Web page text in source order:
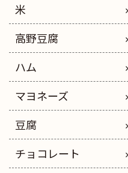
米
高野豆腐
ハム
マヨネーズ
豆腐
チョコレート